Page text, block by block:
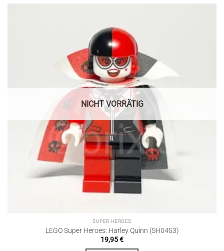
NICHT VORRÄTIG
SUPER HEROES
LEGO Super Heroes: Harley Quinn (SH0453)
19,95€